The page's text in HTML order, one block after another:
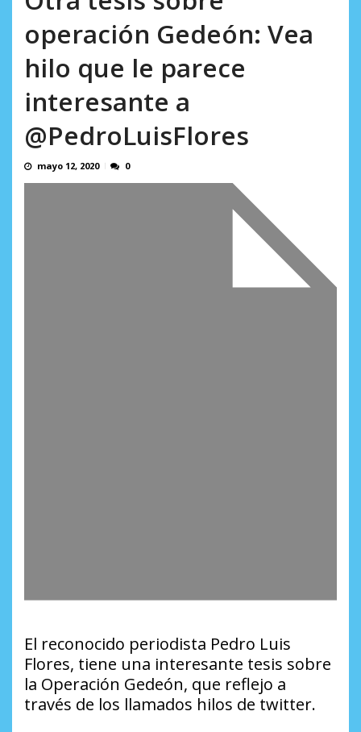
operación Gedeón: Vea
hilo que le parece
interesante a
@PedroLuisFlores
mayo 12, 2020 0
El reconocido periodista Pedro Luis
Flores, tiene una interesante tesis sobre
la Operación Gedeón, que reflejo a
través de los llamados hilos de twitter.